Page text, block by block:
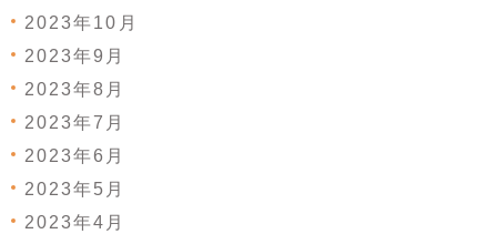
2023年10月
2023年9月
2023年8月
2023年7月
2023年6月
2023年5月
2023年4月